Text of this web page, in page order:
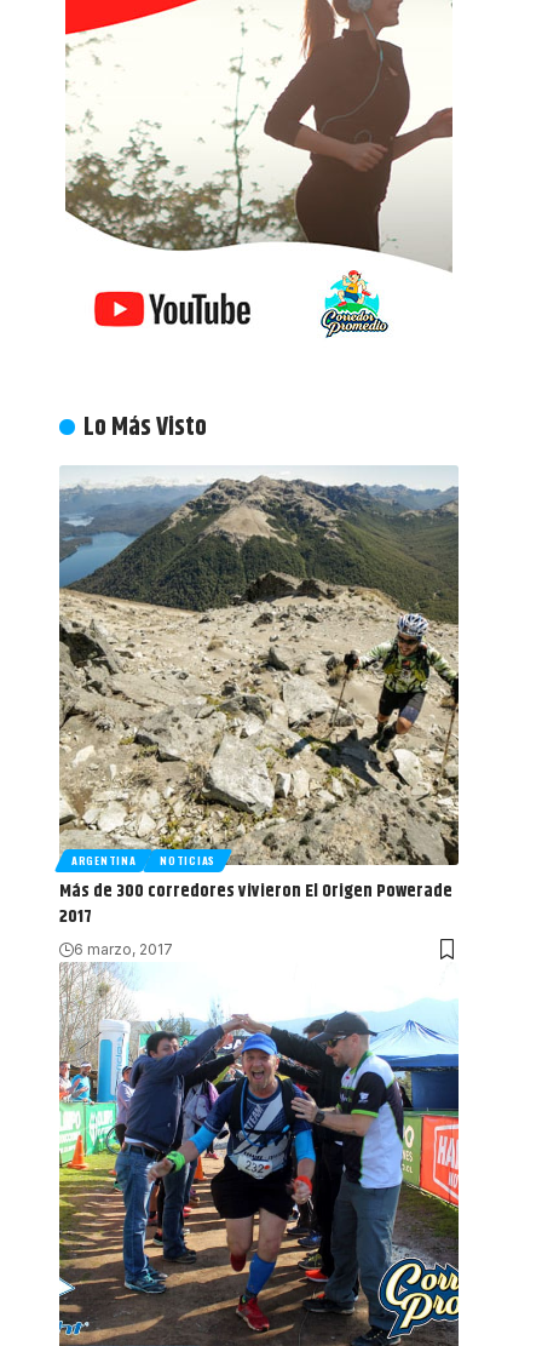
Lo Más Visto
ARGENTINA NOTICIAS
Más de 300 corredores vivieron El Origen Powerade
2017
6 marzo, 2017